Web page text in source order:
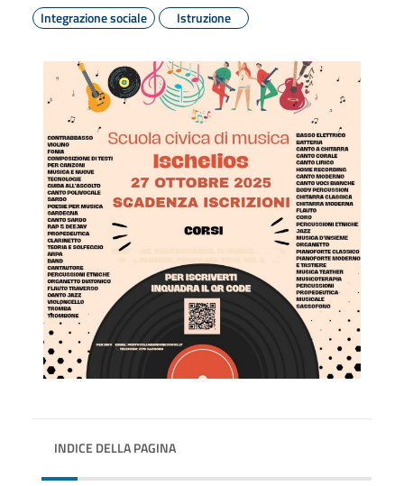
Integrazione sociale
Istruzione
INDICE DELLA PAGINA